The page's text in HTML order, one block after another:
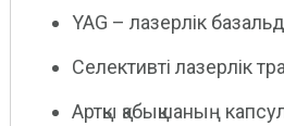
YAG – лазерлік
Селективті лазерлік
Артқы қабықшаның